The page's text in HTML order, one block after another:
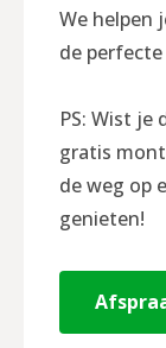
We helpen
de
PS: Wist
gratis
de weg op
genieten!